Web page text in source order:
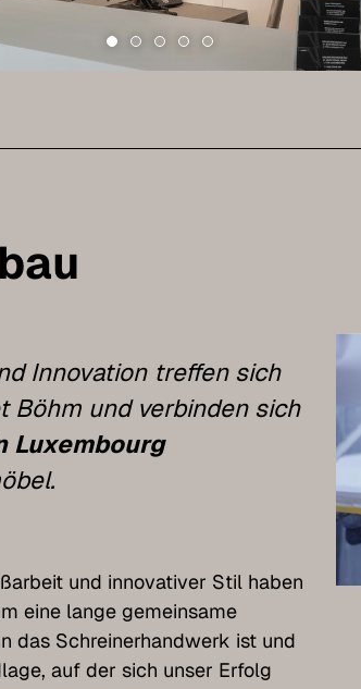
Innovation treffen sich
Böhm und verbinden sich
Luxembourg
und innovativer Stil haben
eine lange gemeinsame
das Schreinerhandwerk ist und
auf der sich unser Erfolg